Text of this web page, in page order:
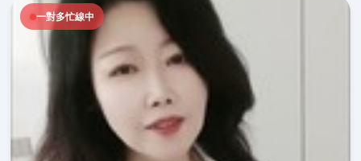
一對多忙線中